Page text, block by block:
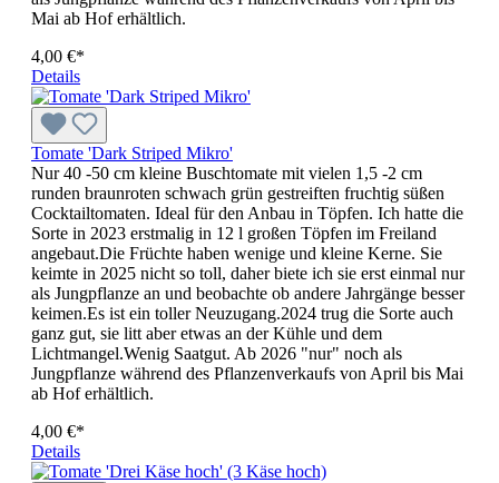
Mai ab Hof erhältlich.
4,00 €*
Details
Tomate 'Dark Striped Mikro'
Nur 40 -50 cm kleine Buschtomate mit vielen 1,5 -2 cm
runden braunroten schwach grün gestreiften fruchtig süßen
Cocktailtomaten. Ideal für den Anbau in Töpfen. Ich hatte die
Sorte in 2023 erstmalig in 12 l großen Töpfen im Freiland
angebaut.Die Früchte haben wenige und kleine Kerne. Sie
keimte in 2025 nicht so toll, daher biete ich sie erst einmal nur
als Jungpflanze an und beobachte ob andere Jahrgänge besser
keimen.Es ist ein toller Neuzugang.2024 trug die Sorte auch
ganz gut, sie litt aber etwas an der Kühle und dem
Lichtmangel.Wenig Saatgut. Ab 2026 "nur" noch als
Jungpflanze während des Pflanzenverkaufs von April bis Mai
ab Hof erhältlich.
4,00 €*
Details